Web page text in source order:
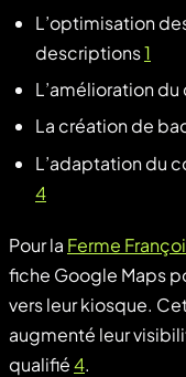
L’optimisation
descriptions1
L’amélioration
La création de
L’adaptation du
4
Pour la Ferme
fiche Google Maps
vers leur kiosque.
augmenté leur
qualifié4.